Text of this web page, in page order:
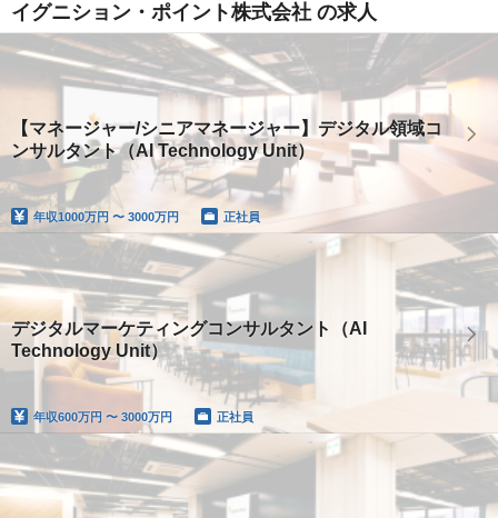
イグニション・ポイント株式会社 の求人
【マネージャー/シニアマネージャー】デジタル領域コ
ンサルタント（AI Technology Unit）
年収1000万円 〜 3000万円 正社員
デジタルマーケティングコンサルタント（AI
Technology Unit）
年収600万円 〜 3000万円 正社員